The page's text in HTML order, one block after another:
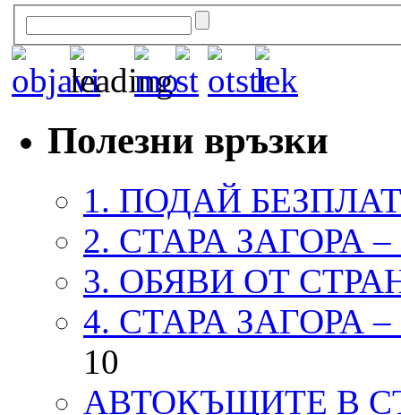
Полезни връзки
1. ПОДАЙ
2. СТАРА ЗАГОРА
3. ОБЯВИ ОТ
4. СТАРА ЗАГОРА
10
АВТОКЪЩИТЕ В